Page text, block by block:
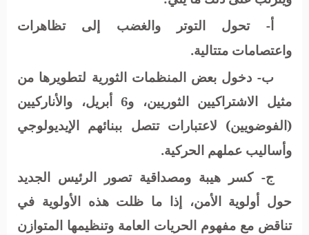
أ- تحول التوتر والغضب إلى تظاهرات
واعتصامات متتالية.
ب- دخول بعض المنظمات الثورية لتطويرها من
مثيل الاشتراكيين الثوريين، و6 أبريل، والأناركيين
(الفوضويين) لاعتبارات تتصل ببنائهم الإيديولوجي
وأساليب عملهم الحركية.
ج- كسر هيبة ومصداقية تصور الرئيس الجديد
حول أولوية الأمن، إذا ما ظلت هذه الأولوية في
تناقض مع مفهوم الحريات العامة وتنظيمها المتوازن